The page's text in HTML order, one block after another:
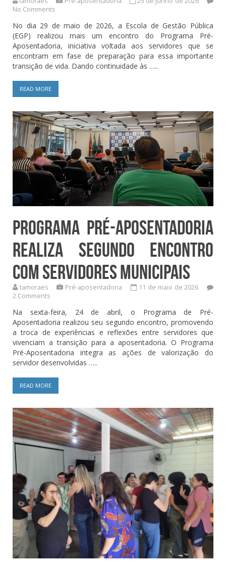
No Comments
No dia 29 de maio de 2026, a Escola de Gestão Pública
(EGP) realizou mais um encontro do Programa Pré-
Aposentadoria, iniciativa voltada aos servidores que se
encontram em fase de preparação para essa importante
transição de vida. Dando continuidade às …..
READ MORE
Programa Pré-Aposentadoria
realiza segundo encontro
com servidores municipais
tamoraes Pré-aposentadoria
11 de maio de 2026
2 Comments
Na sexta-feira, 24 de abril, o Programa de Pré-
Aposentadoria realizou seu segundo encontro, promovendo
a troca de experiências e reflexões entre servidores que
vivenciam a transição para a aposentadoria. O Programa
Pré-Aposentadoria integra as ações de valorização do
servidor desenvolvidas …..
READ MORE